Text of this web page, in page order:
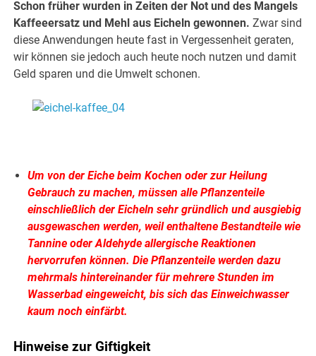
Schon früher wurden in Zeiten der Not und des Mangels
Kaffeeersatz und Mehl aus Eicheln gewonnen. Zwar sind
diese Anwendungen heute fast in Vergessenheit geraten,
wir können sie jedoch auch heute noch nutzen und damit
Geld sparen und die Umwelt schonen.
Um von der Eiche beim Kochen oder zur Heilung
Gebrauch zu machen, müssen alle Pflanzenteile
einschließlich der Eicheln sehr gründlich und ausgiebig
ausgewaschen werden, weil enthaltene Bestandteile wie
Tannine oder Aldehyde allergische Reaktionen
hervorrufen können. Die Pflanzenteile werden dazu
mehrmals hintereinander für mehrere Stunden im
Wasserbad eingeweicht, bis sich das Einweichwasser
kaum noch einfärbt.
Hinweise zur Giftigkeit